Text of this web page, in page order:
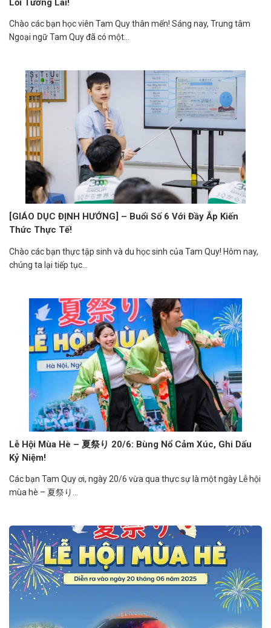
Chào các bạn học viên Tam Quy thân mến! Sáng nay, Trung tâm
Ngoại ngữ Tam Quy đã có một...
[GIÁO DỤC ĐỊNH HƯỚNG] – Buổi Số 6 Với Đầy Ắp Kiến
Thức Thực Tế!
Chào các bạn thực tập sinh và du học sinh của Tam Quy! Hôm nay,
chúng ta lại tiếp tục...
Lễ Hội Mùa Hè – 夏祭り 20/6: Bùng Nổ Cảm Xúc, Ghi Dấu
Kỷ Niệm!
Các bạn Tam Quy ơi, ngày 20/6 vừa qua thực sự là một ngày Lễ hội
mùa hè – 夏祭り...